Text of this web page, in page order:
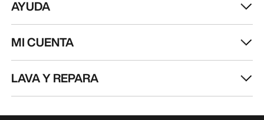
AYUDA
MI CUENTA
LAVA Y REPARA